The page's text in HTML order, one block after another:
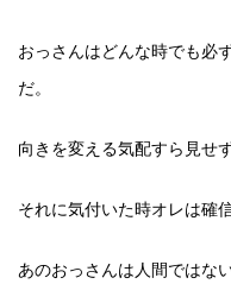
おっさんはどんな時でも必
だ。
向きを変える気配すら見せ
それに気付いた時オレは確信
あのおっさんは人間ではな